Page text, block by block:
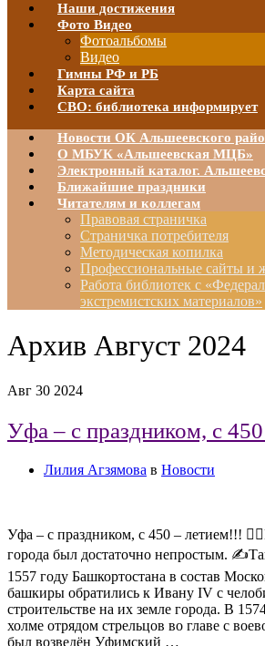
Наши достижения
Фото Видео
Фотоальбомы
Видео
Гимны РФ и РБ
Карта сайта
СВО: библиотека информирует
Новости ОК Альшеевского
О МБУК «Альшеевская МЦБ»
Электронный каталог.
Ближайшие праздники
Читателям и коллегам
Правовая страничка
Страничка потребителя
Методическая копилка
Профессиональные сайты и
Работа библиотек с
экстремистских материалов»
Архив Август 2024
Авг 30 2024
Уфа – с праздником, с
Лилия Агзямова в Новости
Уфа – с праздником, с 450 – летием!!!
города был достаточно непростым.
1557 году Башкортостана в состав
башкиры обратились к Ивану IV с
строительстве на их земле города. В
холме отрядом стрельцов во главе с
был возведён Уфимский …